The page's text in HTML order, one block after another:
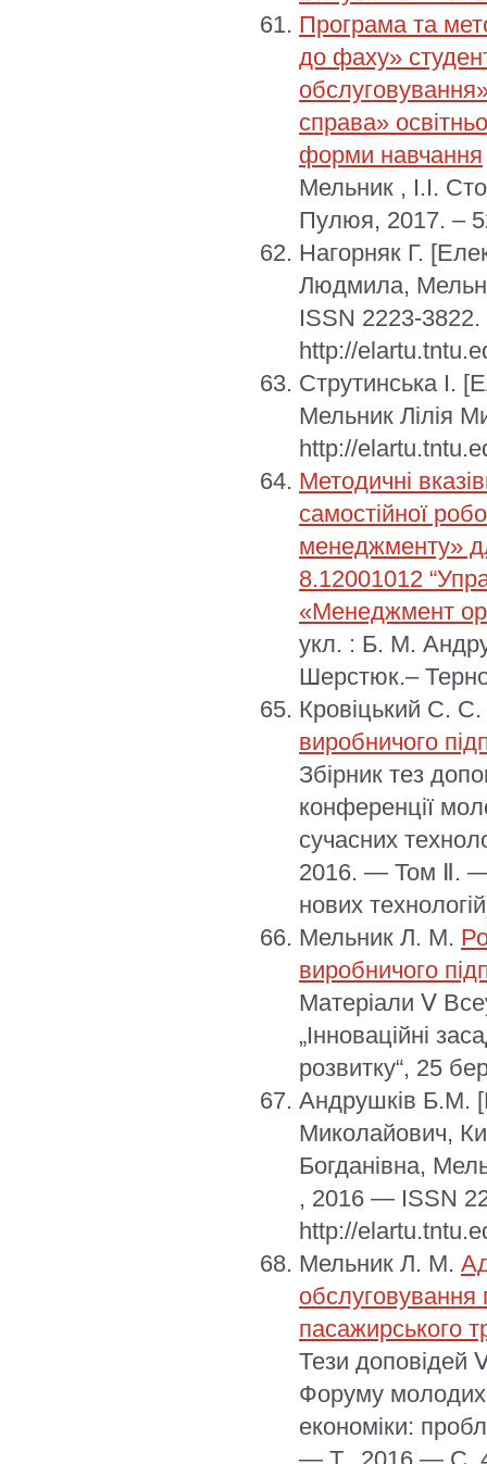
Програма та
до фаху»
справа»
форми навчання
Мельник , І.І.
Пулюя, 2017. –
Нагорняк Г.
Людмила,
ISSN 2223-
http://
Струтинська І.
Мельник Лілія
http://
Методичні
самостійної
менеджменту»
8.12001012
«Менеджмент
укл. : Б. М.
Шерстюк.–
Кровіцький С. С.
виробничого
Збірник тез
конференції
сучасних
2016. — Том Ⅱ. —
нових
Мельник Л. М.
виробничого
Матеріали Ⅴ
„Інноваційні
розвитку“, 25
Андрушків Б.М.
Миколайович,
Богданівна,
, 2016 — ISSN
http://
Мельник Л. М.
обслуговування
пасажирського
Тези доповідей
Форуму молодих
економіки: